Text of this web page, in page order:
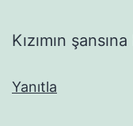
Kızımın
Yanıtla